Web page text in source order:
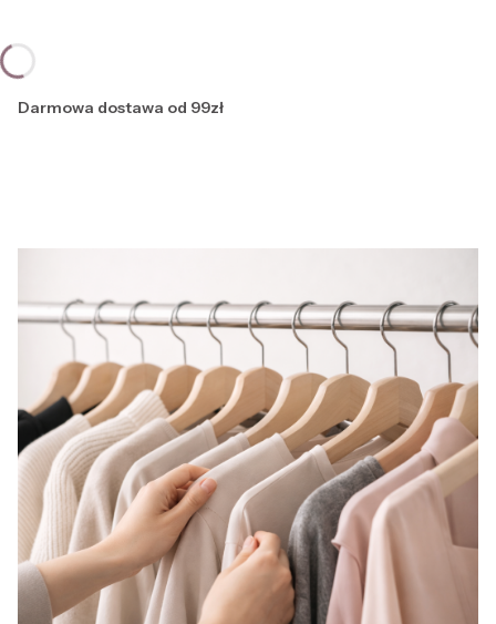
Darmowa dostawa od 99zł